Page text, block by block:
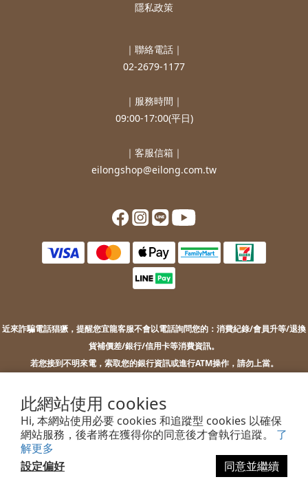
此網站使用 cookies
Hi, 本網站使用必要 cookies 和追蹤型 cookies 以確保
網站服務，後者將在獲得你的同意後才會執行追蹤。 了
解更多
設定偏好
同意並繼續
立即購買
隱私政策
｜聯絡電話｜
02-2679-1177
｜服務時間｜
09:00-17:00(平日)
｜客服信箱｜
eilongshop@eilong.com.tw
近來詐騙電話猖獗，提醒您宜龍客服不會以電話詢問您的： 消費紀錄/會員升等/退換
貨補價差/銀行/信用卡等消費資訊。
若您接到不明來電，索取您的銀行資訊或進行ATM操作，請勿上當。
2022 EILONG ENTERPRISE CO.,LTD.